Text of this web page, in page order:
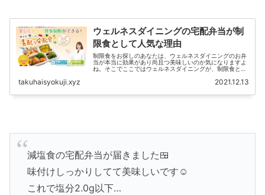
ウェルネスダイニングの宅配弁当が制
限食として人気な理由
制限食をお探しのあなたは、ウェルネスダイニングのお弁
当が本当に効果があり尚且つ美味しいのか気になりますよ
ね。そこでここではウェルネスダイニングが、制限食とし
takuhaisyokuji.xyz 2021.12.13
減塩食の宅配弁当が届きました🍱
味付けしっかりしてて美味しいです☺️
これで塩分2.0g以下…